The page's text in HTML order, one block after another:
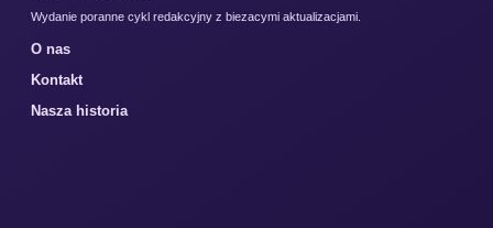
Wydanie poranne cykl redakcyjny z biezacymi aktualizacjami.
O nas
Kontakt
Nasza historia